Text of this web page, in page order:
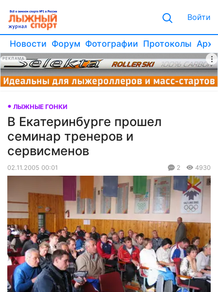
Войти
Новости Форум Фотографии Протоколы
РЕКЛАМА
ЛЫЖНЫЕ ГОНКИ
В Екатеринбурге прошел
семинар тренеров и
сервисменов
02.11.2005 00:01 2 4930